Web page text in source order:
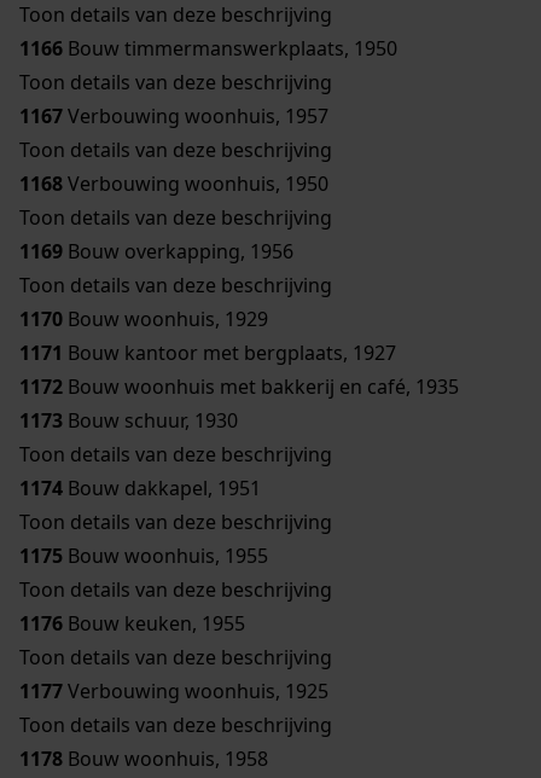
Toon details van deze beschrijving
1166 Bouw timmermanswerkplaats, 1950
Toon details van deze beschrijving
1167Verbouwing woonhuis, 1957
Toon details van deze beschrijving
1168Verbouwing woonhuis, 1950
Toon details van deze beschrijving
1169 Bouw overkapping, 1956
Toon details van deze beschrijving
1170 Bouw woonhuis, 1929
1171 Bouw kantoor met bergplaats, 1927
1172 Bouw woonhuis met bakkerij en café, 1935
1173 Bouw schuur, 1930
Toon details van deze beschrijving
1174 Bouw dakkapel, 1951
Toon details van deze beschrijving
1175 Bouw woonhuis, 1955
Toon details van deze beschrijving
1176 Bouw keuken, 1955
Toon details van deze beschrijving
1177Verbouwing woonhuis, 1925
Toon details van deze beschrijving
1178 Bouw woonhuis, 1958